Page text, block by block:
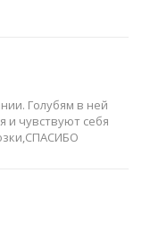
Голубям в ней
и чувствуют себя